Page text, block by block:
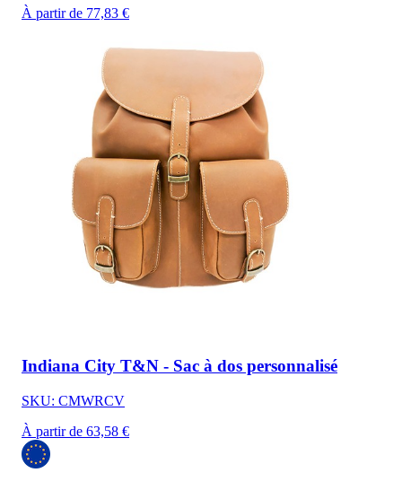
À partir de 77,83 €
Indiana City T&N - Sac à dos personnalisé
SKU: CMWRCV
À partir de 63,58 €